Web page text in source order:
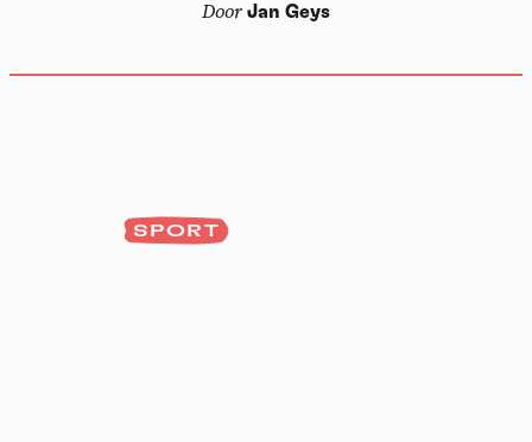
Door Jan Geys
SPORT